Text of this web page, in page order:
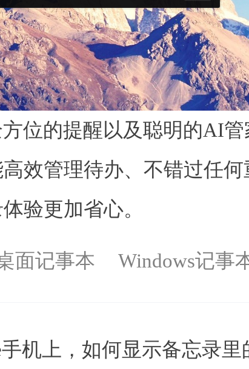
位的提醒以及聪明的AI
效管理待办、不错过任
验更加省心。
面记事本 Windows记事
手机上，如何显示备忘录里